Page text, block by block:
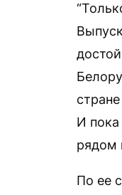
И пока
рядом
По ее